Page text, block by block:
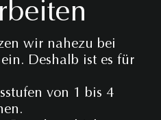
wir nahezu bei
Deshalb ist es für
von 1 bis 4